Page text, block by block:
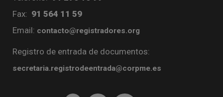
Fax: 91 564 11 59
Email: contacto@registradores.org
Registro de entrada de documentos:
secretaria.registrodeentrada@corpme.es